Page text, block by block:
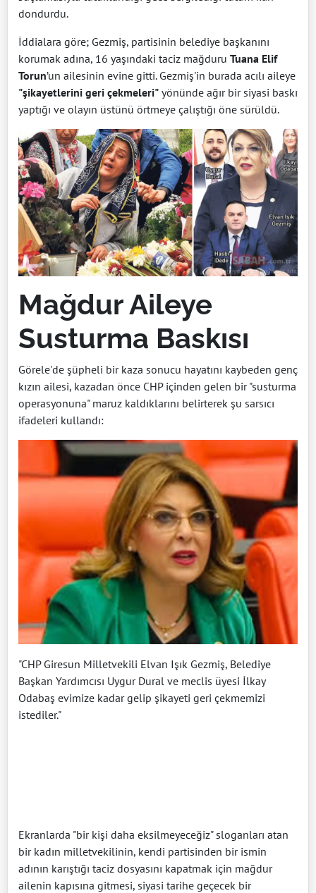
dondurdu.
İddialara göre; Gezmiş, partisinin belediye başkanını
korumak adına, 16 yaşındaki taciz mağduru Tuana Elif
Torun’un ailesinin evine gitti. Gezmiş'in burada acılı aileye
"şikayetlerini geri çekmeleri" yönünde ağır bir siyasi baskı
yaptığı ve olayın üstünü örtmeye çalıştığı öne sürüldü.
Mağdur Aileye
Susturma Baskısı
Görele'de şüpheli bir kaza sonucu hayatını kaybeden genç
kızın ailesi, kazadan önce CHP içinden gelen bir "susturma
operasyonuna" maruz kaldıklarını belirterek şu sarsıcı
ifadeleri kullandı:
"CHP Giresun Milletvekili Elvan Işık Gezmiş, Belediye
Başkan Yardımcısı Uygur Dural ve meclis üyesi İlkay
Odabaş evimize kadar gelip şikayeti geri çekmemizi
istediler."
Ekranlarda "bir kişi daha eksilmeyeceğiz" sloganları atan
bir kadın milletvekilinin, kendi partisinden bir ismin
adının karıştığı taciz dosyasını kapatmak için mağdur
ailenin kapısına gitmesi, siyasi tarihe geçecek bir